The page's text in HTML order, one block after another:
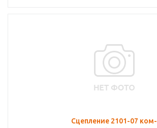
Сцепление 2101-07 ком-